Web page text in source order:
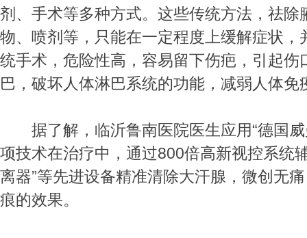
剂、手术等多种方式。这些传统方法，祛
物、喷剂等，只能在一定程度上缓解症状
统手术，危险性高，容易留下伤疤，引起
巴，破坏人体淋巴系统的功能，减弱人体免
据了解，临沂鲁南医院医生应用“德国威
项技术在治疗中，通过800倍高新视控系统
离器”等先进设备精准清除大汗腺，微创无
痕的效果。